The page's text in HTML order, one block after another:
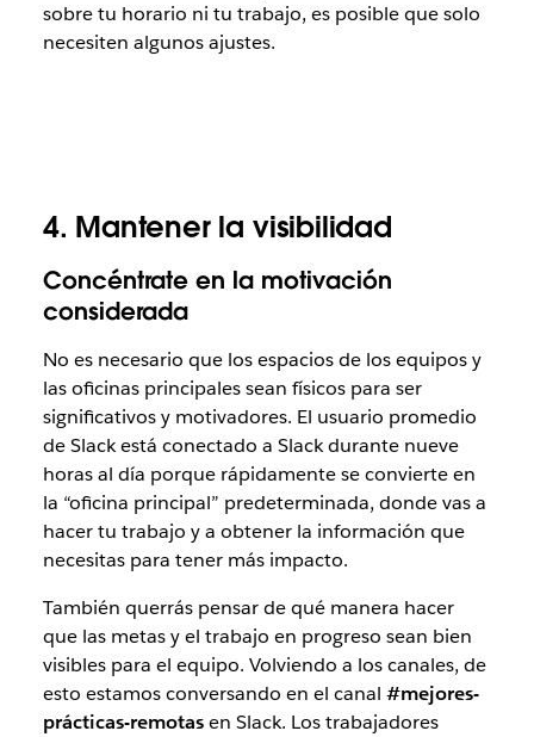
sobre tu horario ni tu trabajo, es posible que solo
necesiten algunos ajustes.
4. Mantener la visibilidad
Concéntrate en la motivación
considerada
No es necesario que los espacios de los equipos y
las oficinas principales sean físicos para ser
significativos y motivadores. El usuario promedio
de Slack está conectado a Slack durante nueve
horas al día porque rápidamente se convierte en
la “oficina principal” predeterminada, donde vas a
hacer tu trabajo y a obtener la información que
necesitas para tener más impacto.
También querrás pensar de qué manera hacer
que las metas y el trabajo en progreso sean bien
visibles para el equipo. Volviendo a los canales, de
esto estamos conversando en el canal #mejores-
prácticas-remotasen Slack. Los trabajadores